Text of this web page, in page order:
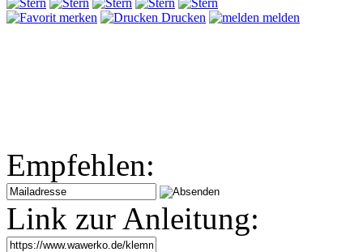
merken Drucken melden
Empfehlen:
Link zur Anleitung: